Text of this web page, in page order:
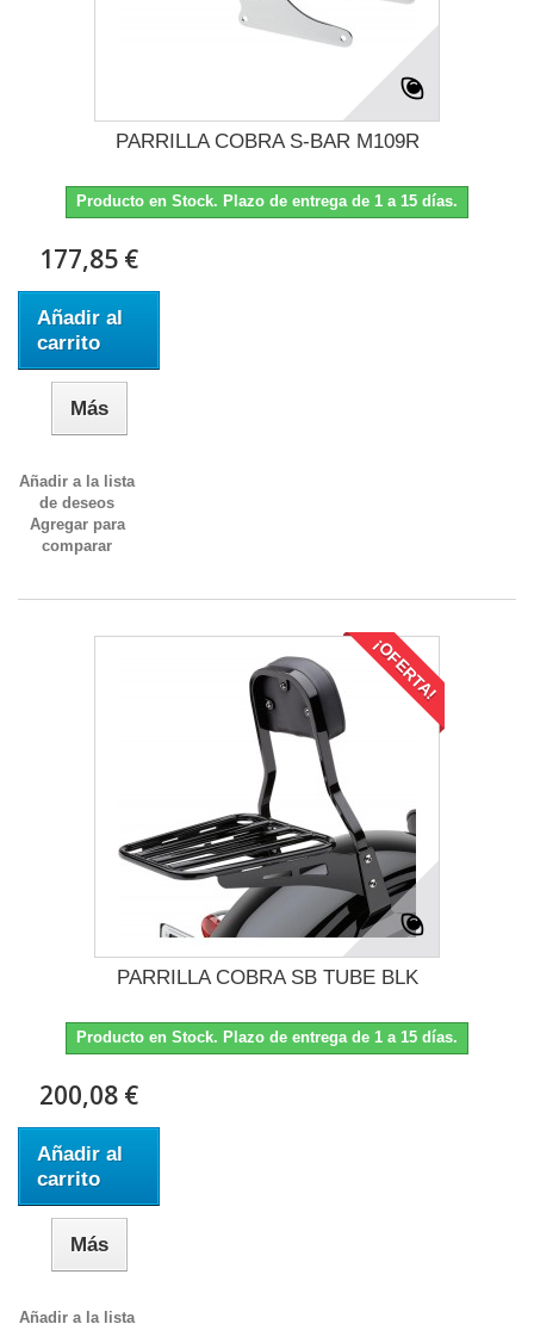
PARRILLA COBRA S-BAR M109R
Producto en Stock. Plazo de entrega de 1 a 15 días.
177,85 €
Añadir al
carrito
Más
Añadir a la lista
de deseos
Agregar para
comparar
¡OFERTA!
PARRILLA COBRA SB TUBE BLK
Producto en Stock. Plazo de entrega de 1 a 15 días.
200,08 €
Añadir al
carrito
Más
Añadir a la lista